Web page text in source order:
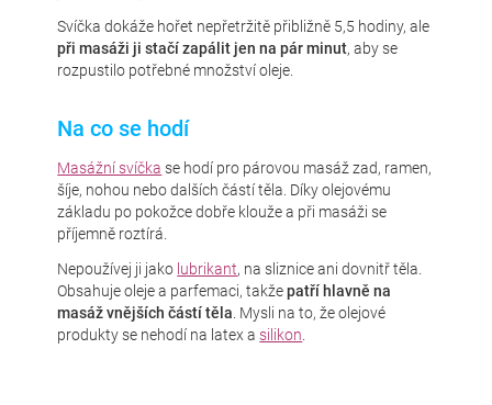
Svíčka dokáže hořet nepřetržitě přibližně 5,5 hodiny, ale
při masáži ji stačí zapálit jen na pár minut, aby se
rozpustilo potřebné množství oleje.
Na co se hodí
Masážní svíčka se hodí pro párovou masáž zad, ramen,
šíje, nohou nebo dalších částí těla. Díky olejovému
základu po pokožce dobře klouže a při masáži se
příjemně roztírá.
Nepoužívej ji jako lubrikant, na sliznice ani dovnitř těla.
Obsahuje oleje a parfemaci, takžepatří hlavně na
masáž vnějších částí těla. Mysli na to, že olejové
produkty se nehodí na latex asilikon.